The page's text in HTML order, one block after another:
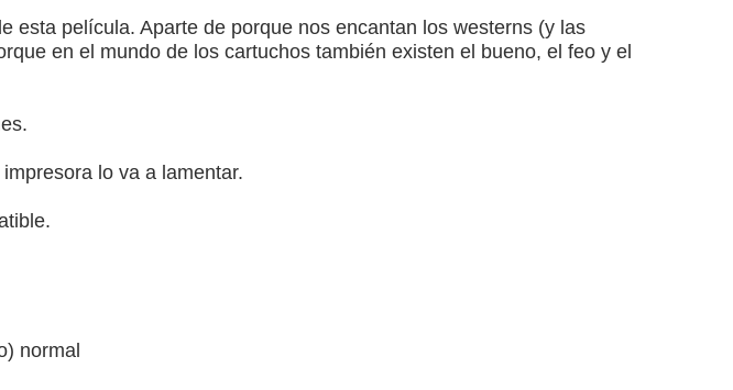
esta película. Aparte de porque nos encantan los westerns (y las
en el mundo de los cartuchos también existen el bueno, el feo y el
lo va a lamentar.
normal